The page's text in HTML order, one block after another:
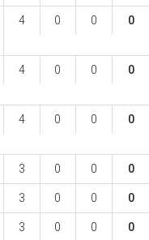
4 0 0 0
4 0 0 0
4 0 0 0
3 0 0 0
3 0 0 0
3 0 0 0